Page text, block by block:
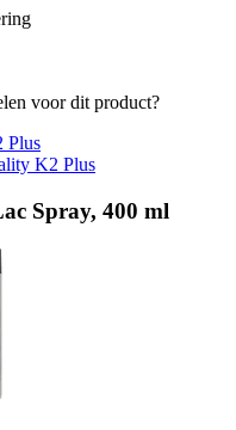
voor dit product?
Plus
K2 Plus
Spray, 400 ml